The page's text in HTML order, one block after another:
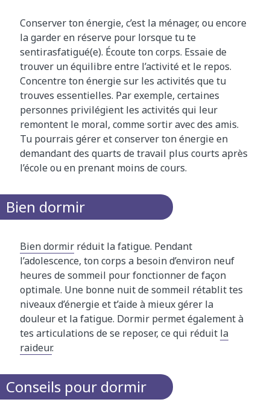
Conserver ton énergie, c’est la ménager, ou encore
la garder en réserve pour lorsque tu te
sentirasfatigué(e). Écoute ton corps. Essaie de
trouver un équilibre entre l’activité et le repos.
Concentre ton énergie sur les activités que tu
trouves essentielles. Par exemple, certaines
personnes privilégient les activités qui leur
remontent le moral, comme sortir avec des amis.
Tu pourrais gérer et conserver ton énergie en
demandant des quarts de travail plus courts après
l’école ou en prenant moins de cours.
Bien dormir
Bien dormir réduit la fatigue. Pendant
l’adolescence, ton corps a besoin d’environ neuf
heures de sommeil pour fonctionner de façon
optimale. Une bonne nuit de sommeil rétablit tes
niveaux d’énergie et t’aide à mieux gérer la
douleur et la fatigue. Dormir permet également à
tes articulations de se reposer, ce qui réduit la
raideur.
Conseils pour dormir